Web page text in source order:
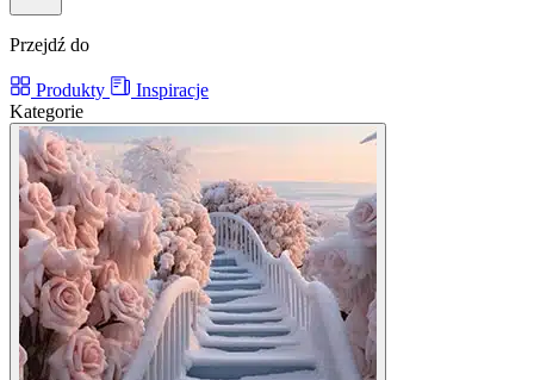
Przejdź do
Produkty
Inspiracje
Kategorie